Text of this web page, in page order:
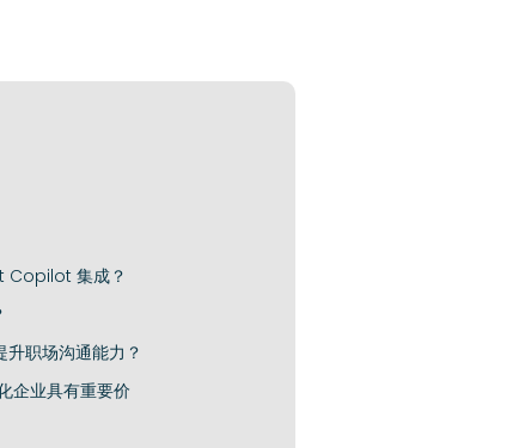
Copilot 集成？
职场沟通能力？
企业具有重要价